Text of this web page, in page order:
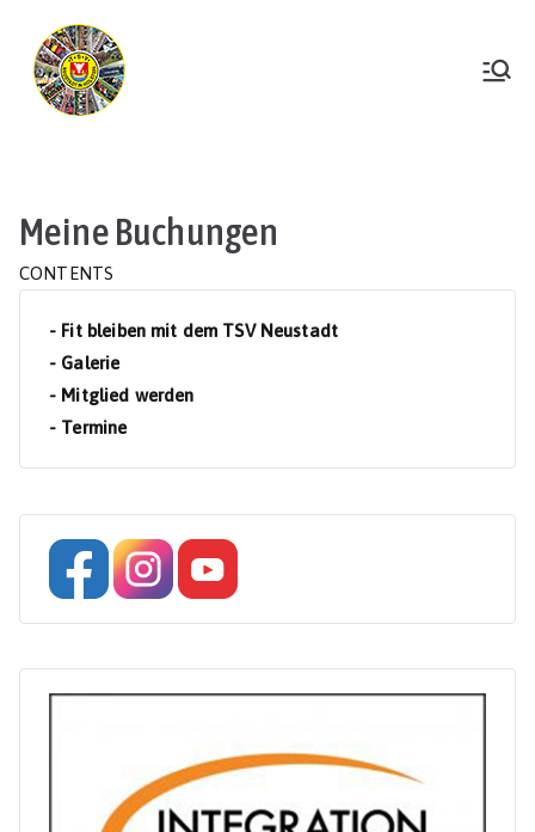
Inhalt
springen
Meine Buchungen
CONTENTS
- Fit bleiben mit dem TSV Neustadt
- Galerie
- Mitglied werden
- Termine